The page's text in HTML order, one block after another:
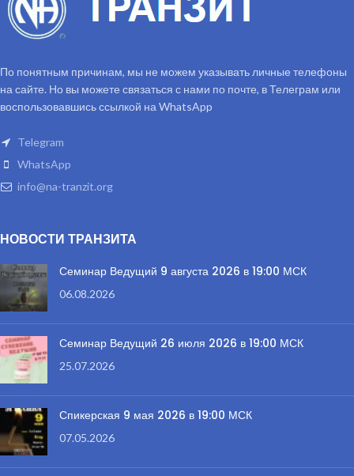
По понятным причинам, мы не можем указывать личные телефоны
на сайте. Но вы можете связаться с нами по почте, в Телеграм или
воспользовавшись ссылкой на WhatsApp
Telegram
WhatsApp
info@na-tranzit.org
НОВОСТИ ТРАНЗИТА
Семинар Ведущий 9 августа 2026 в 19:00 МСК
06.08.2026
Семинар Ведущий 26 июля 2026 в 19:00 МСК
25.07.2026
Спикерская 9 мая 2026 в 19:00 МСК
07.05.2026